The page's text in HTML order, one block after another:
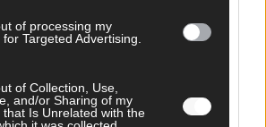
of processing my
Targeted Advertising.
of Collection, Use,
and/or Sharing of my
that Is Unrelated with the
Next Topmodel: „Ich hätte dich nicht
Linus ist wie verwandelt
Israel beginnt nächste
Kritik aus aller Welt